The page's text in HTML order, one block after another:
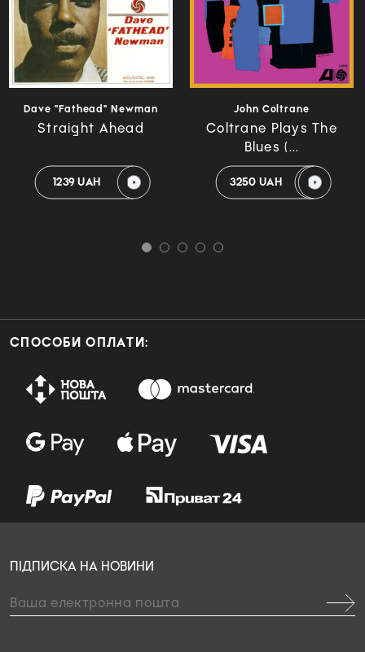
Dave "Fathead" Newman
Straight Ahead
1239 UAH
John Coltrane
Coltrane Plays The
Blues (...
3250 UAH
СПОСОБИ ОПЛАТИ:
ПІДПИСКА НА НОВИНИ